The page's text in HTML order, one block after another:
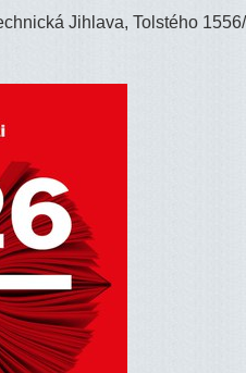
Jihlava, Tolstého